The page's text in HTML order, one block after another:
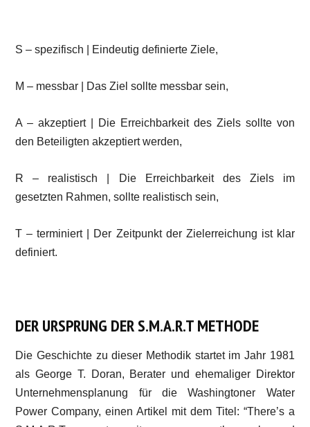
S – spezifisch | Eindeutig definierte Ziele,
M – messbar | Das Ziel sollte messbar sein,
A – akzeptiert | Die Erreichbarkeit des Ziels sollte von
den Beteiligten akzeptiert werden,
R – realistisch | Die Erreichbarkeit des Ziels im
gesetzten Rahmen, sollte realistisch sein,
T – terminiert | Der Zeitpunkt der Zielerreichung ist klar
definiert.
DER URSPRUNG DER S.M.A.R.T METHODE
Die Geschichte zu dieser Methodik startet im Jahr 1981
als George T. Doran, Berater und ehemaliger Direktor
Unternehmensplanung für die Washingtoner Water
Power Company, einen Artikel mit dem Titel: “There’s a